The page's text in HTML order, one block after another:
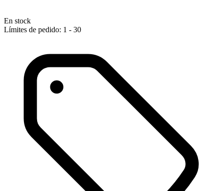
En stock
Límites de pedido: 1 - 30